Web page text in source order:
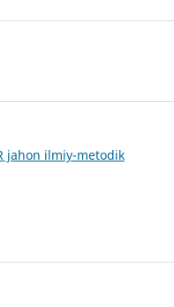
jahon ilmiy-metodik